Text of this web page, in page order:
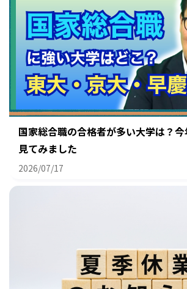
国家総合職の合格者が多い大学は？
見てみました
2026/07/17